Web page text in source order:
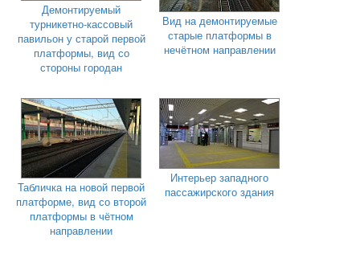
Демонтируемый
турникетно-кассовый
павильон у старой первой
платформы, вид со
стороны городан
Вид на демонтируемые
старые платформы в
нечётном направлении
Табличка на новой первой
платформе, вид со второй
платформы в чётном
направлении
Интерьер западного
пассажирского здания